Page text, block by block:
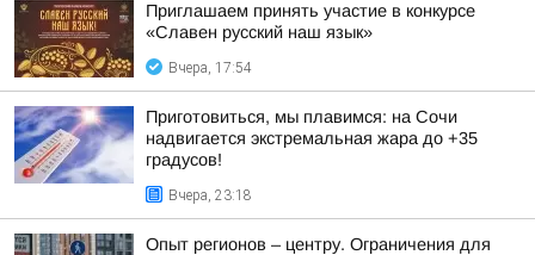
Приглашаем принять участие в конкурсе
«Славен русский наш язык»
Вчера, 17:54
Приготовиться, мы плавимся: на Сочи
надвигается экстремальная жара до +35
градусов!
Вчера, 23:18
Опыт регионов – центру. Ограничения для